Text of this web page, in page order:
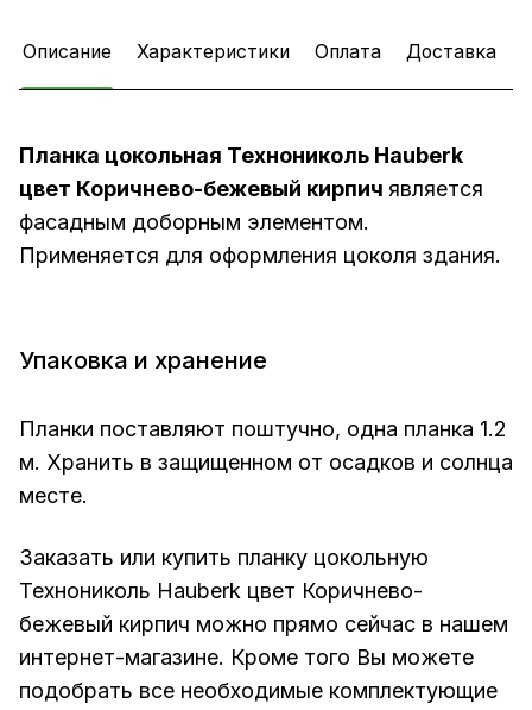
Описание Характеристики Оплата Доставка
Планка цокольная Технониколь Hauberk
цвет Коричнево-бежевый кирпич является
фасадным доборным элементом.
Применяется для оформления цоколя здания.
Упаковка и хранение
Планки поставляют поштучно, одна планка 1.2
м. Хранить в защищенном от осадков и солнца
месте.
Заказать или купить планку цокольную
Технониколь Hauberk цвет Коричнево-
бежевый кирпич можно прямо сейчас в нашем
интернет-магазине. Кроме того Вы можете
подобрать все необходимые комплектующие